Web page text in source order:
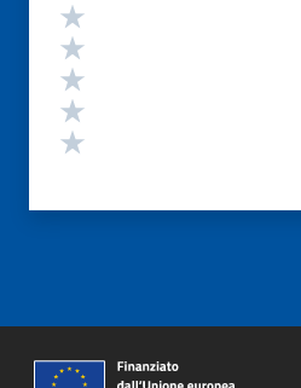
Valutazione